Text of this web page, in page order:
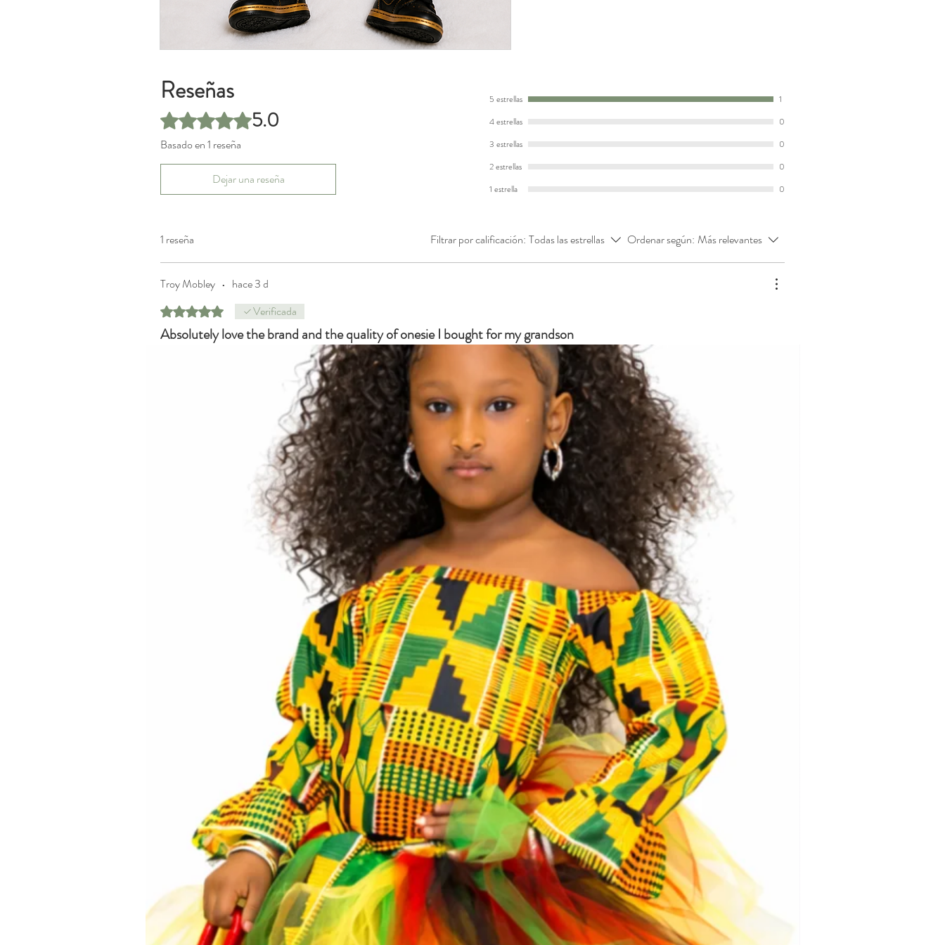
Reseñas
Obtuvo 5 de 5 estrellas.
5.0
Basado en 1 reseña
Dejar una reseña
5 estrellas
1
4 estrellas
0
3 estrellas
0
2 estrellas
0
1 estrella
0
1 reseña Filtrar por calificación: Todas las estrellas Ordenar según: Más relevantes
Troy Mobley • hace 3 d
Obtuvo 5 de 5 estrellas.Verificada
Absolutely love the brand and the quality of onesie I bought for my grandson
Absolutely love the brand and the quality of onesie I bought for my grandson